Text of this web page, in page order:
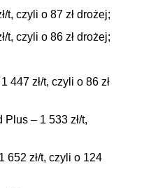
t, czyli o 87 zł drożej;
t, czyli o 86 zł drożej;
447 zł/t, czyli o 86 zł
– 1 533 zł/t,
652 zł/t, czyli o 124